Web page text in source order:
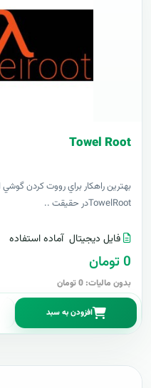
Towel Root
بهترين راهکار براي رووت کردن گوشي
TowelRootدر حقيقت ..
فایل دیجیتال آماده استفاده
0 تومان
بدون مالیات: 0 تومان
افزودن به سبد